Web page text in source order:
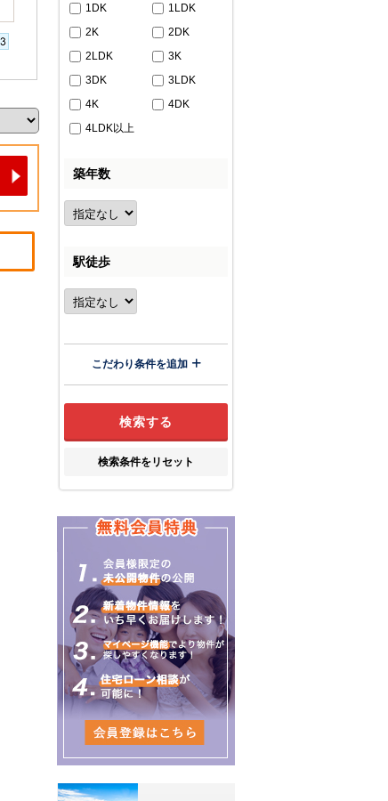
1DK
1LDK
2K
2DK
2LDK
3K
3DK
3LDK
4K
4DK
4LDK以上
築年数
駅徒歩
こだわり条件を追加
検索条件をリセット